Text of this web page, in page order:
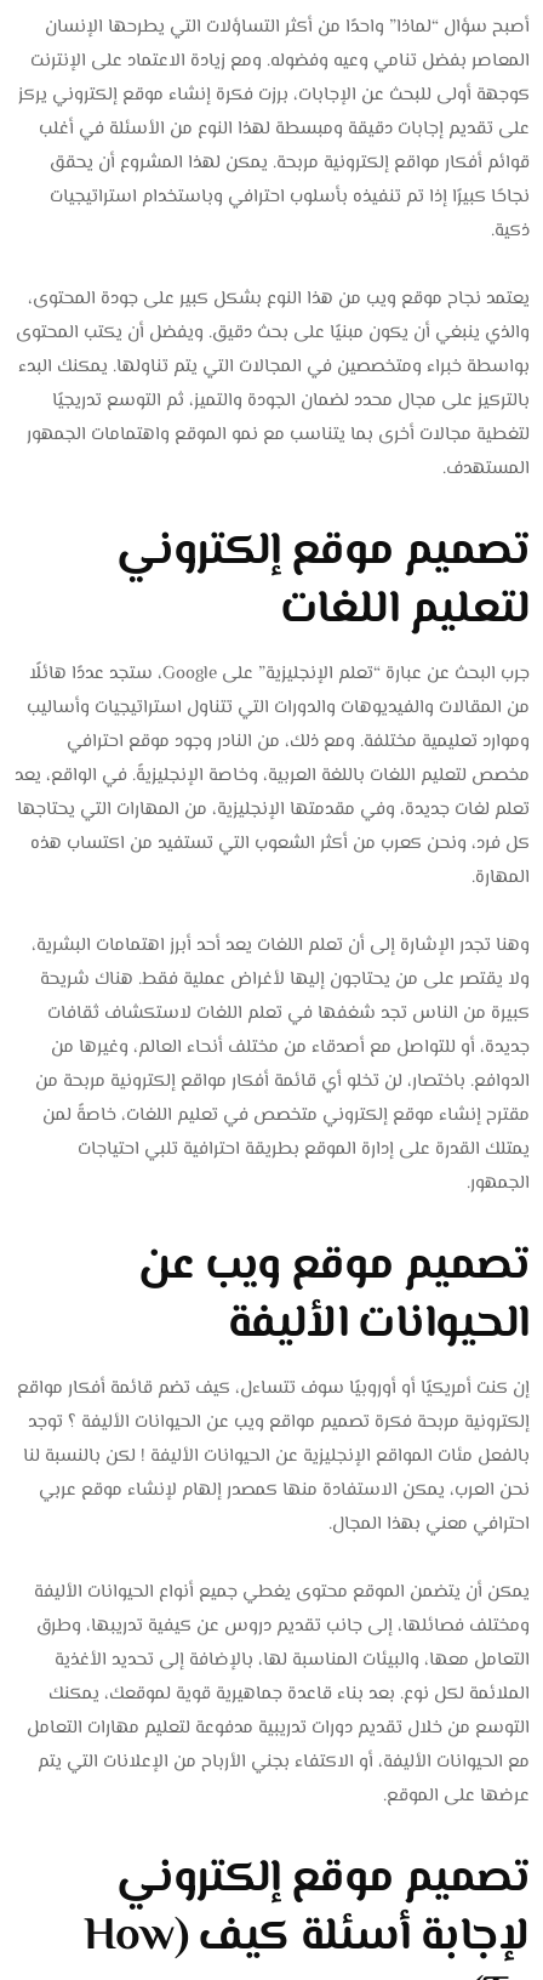
أصبح سؤال “لماذا” واحدًا من أكثر التساؤلات التي يطرحها الإنسان
المعاصر بفضل تنامي وعيه وفضوله. ومع زيادة الاعتماد على الإنترنت
كوجهة أولى للبحث عن الإجابات، برزت فكرة إنشاء موقع إلكتروني يركز
على تقديم إجابات دقيقة ومبسطة لهذا النوع من الأسئلة في أغلب
قوائم أفكار مواقع إلكترونية مربحة. يمكن لهذا المشروع أن يحقق
نجاحًا كبيرًا إذا تم تنفيذه بأسلوب احترافي وباستخدام استراتيجيات
ذكية.
يعتمد نجاح موقع ويب من هذا النوع بشكل كبير على جودة المحتوى،
والذي ينبغي أن يكون مبنيًا على بحث دقيق. ويفضل أن يكتب المحتوى
بواسطة خبراء ومتخصصين في المجالات التي يتم تناولها. يمكنك البدء
بالتركيز على مجال محدد لضمان الجودة والتميز، ثم التوسع تدريجيًا
لتغطية مجالات أخرى بما يتناسب مع نمو الموقع واهتمامات الجمهور
المستهدف.
تصميم موقع إلكتروني
لتعليم اللغات
جرب البحث عن عبارة “تعلم الإنجليزية” على Google، ستجد عددًا هائلًا
من المقالات والفيديوهات والدورات التي تتناول استراتيجيات وأساليب
وموارد تعليمية مختلفة. ومع ذلك، من النادر وجود موقع احترافي
مخصص لتعليم اللغات باللغة العربية، وخاصة الإنجليزيةً. في الواقع، يعد
تعلم لغات جديدة، وفي مقدمتها الإنجليزية، من المهارات التي يحتاجها
كل فرد، ونحن كعرب من أكثر الشعوب التي تستفيد من اكتساب هذه
المهارة.
وهنا تجدر الإشارة إلى أن تعلم اللغات يعد أحد أبرز اهتمامات البشرية،
ولا يقتصر على من يحتاجون إليها لأغراض عملية فقط. هناك شريحة
كبيرة من الناس تجد شغفها في تعلم اللغات لاستكشاف ثقافات
جديدة، أو للتواصل مع أصدقاء من مختلف أنحاء العالم، وغيرها من
الدوافع. باختصار، لن تخلو أي قائمة أفكار مواقع إلكترونية مربحة من
مقترح إنشاء موقع إلكتروني متخصص في تعليم اللغات، خاصةً لمن
يمتلك القدرة على إدارة الموقع بطريقة احترافية تلبي احتياجات
الجمهور.
تصميم موقع ويب عن
الحيوانات الأليفة
إن كنت أمريكيًا أو أوروبيًا سوف تتساءل، كيف تضم قائمة أفكار مواقع
إلكترونية مربحة فكرة تصميم مواقع ويب عن الحيوانات الأليفة ؟ توجد
بالفعل مئات المواقع الإنجليزية عن الحيوانات الأليفة ! لكن بالنسبة لنا
نحن العرب، يمكن الاستفادة منها كمصدر إلهام لإنشاء موقع عربي
احترافي معني بهذا المجال.
يمكن أن يتضمن الموقع محتوى يغطي جميع أنواع الحيوانات الأليفة
ومختلف فصائلها، إلى جانب تقديم دروس عن كيفية تدريبها، وطرق
التعامل معها، والبيئات المناسبة لها، بالإضافة إلى تحديد الأغذية
الملائمة لكل نوع. بعد بناء قاعدة جماهيرية قوية لموقعك، يمكنك
التوسع من خلال تقديم دورات تدريبية مدفوعة لتعليم مهارات التعامل
مع الحيوانات الأليفة، أو الاكتفاء بجني الأرباح من الإعلانات التي يتم
عرضها على الموقع.
تصميم موقع إلكتروني
لإجابة أسئلة كيف (How